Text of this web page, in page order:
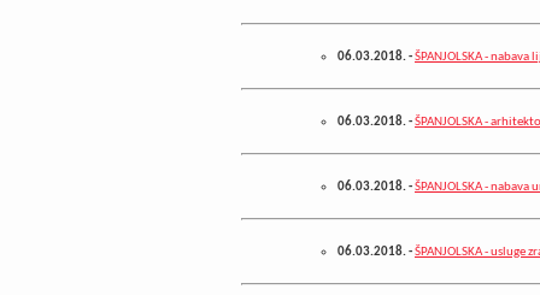
06.03.2018.-ŠPANJOLSKA - nabava
06.03.2018.-ŠPANJOLSKA -
06.03.2018.-ŠPANJOLSKA - nabava
06.03.2018.-ŠPANJOLSKA - usluge